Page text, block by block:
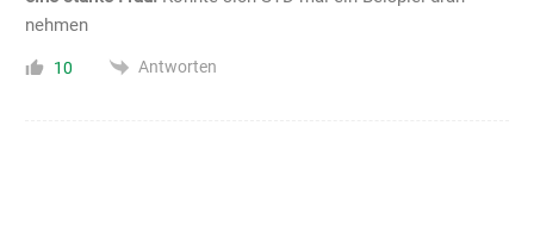
nehmen
10 Antworten